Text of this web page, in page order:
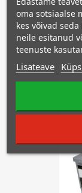
oma sotsiaalse
kes võivad
neile esitanud
teenuste
Lisateave